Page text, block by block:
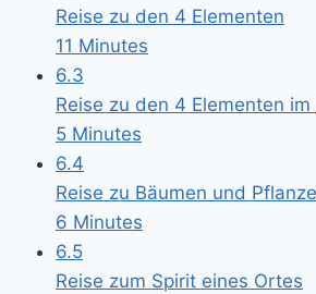
Reise zu den 4 Elementen
11 Minutes
6.3
Reise zu den 4 Elementen im
5 Minutes
6.4
Reise zu Bäumen und
6 Minutes
6.5
Reise zum Spirit eines Ortes